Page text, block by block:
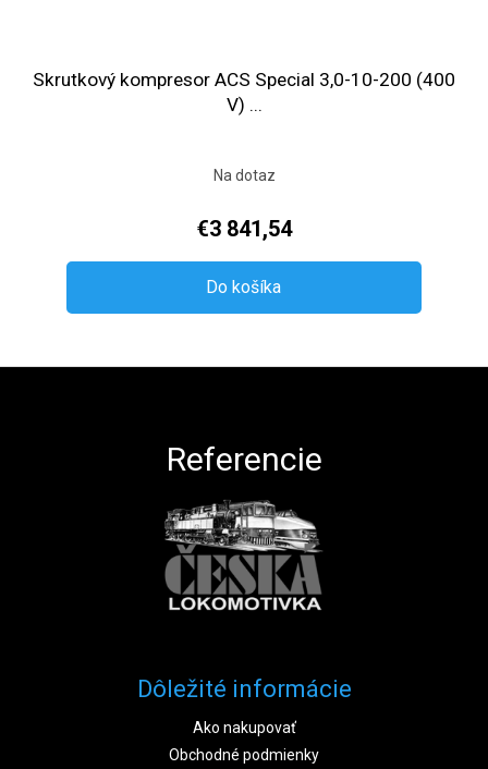
Skrutkový kompresor ACS Special 3,0-10-200 (400
V) ...
Na dotaz
€3 841,54
Do košíka
Referencie
Dôležité informácie
Ako nakupovať
Obchodné podmienky